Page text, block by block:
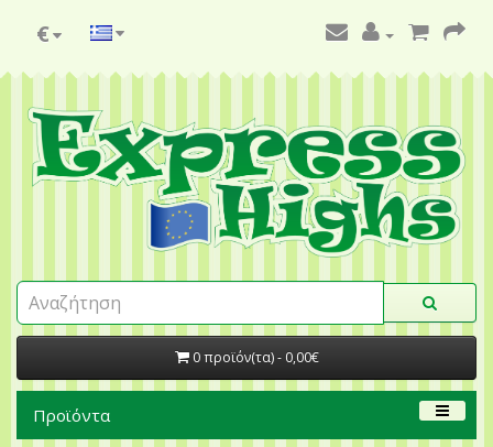
€
0 προϊόν(τα) - 0,00€
Προϊόντα